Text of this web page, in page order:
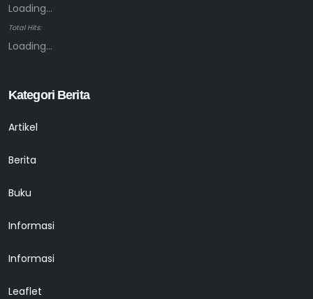
Loading...
Total Hits:
Loading...
Kategori Berita
Artikel
Berita
Buku
Informasi
Informasi
Leaflet